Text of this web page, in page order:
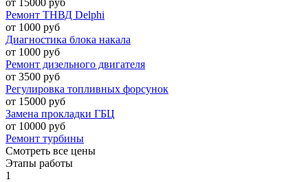
Ремонт ТНВД Delphi
от 1000 руб
Диагностика блока накала
от 1000 руб
Ремонт дизельного двигателя
от 3500 руб
Регулировка топливных форсунок
от 15000 руб
Замена прокладки ГБЦ
от 10000 руб
Ремонт турбины
Смотреть все цены
Этапы работы
1